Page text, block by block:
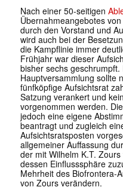
Nach einer 50-seitigen
Übernahmeangebotes
durch den Vorstand und
wird auch bei der
die Kampflinie immer
Frühjahr war dieser
bisher sechs
Hauptversammlung sollte
fünfköpfige Aufsichtsrat
Satzung verankert und
vorgenommen werden.
jedoch eine eigene
beantragt und zugleich
Aufsichtsratsposten
allgemeiner Auffassung
der mit Wilhelm K.T.
dessen Einflusssphäre
Mehrheit des Biofrontera-
von Zours verändern.